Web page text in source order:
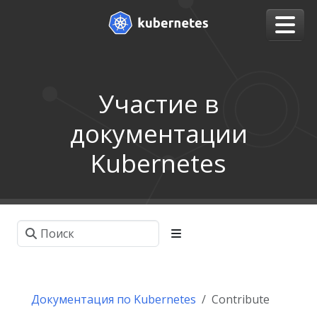
Участие в
документации
Kubernetes
Документация по Kubernetes Contribute